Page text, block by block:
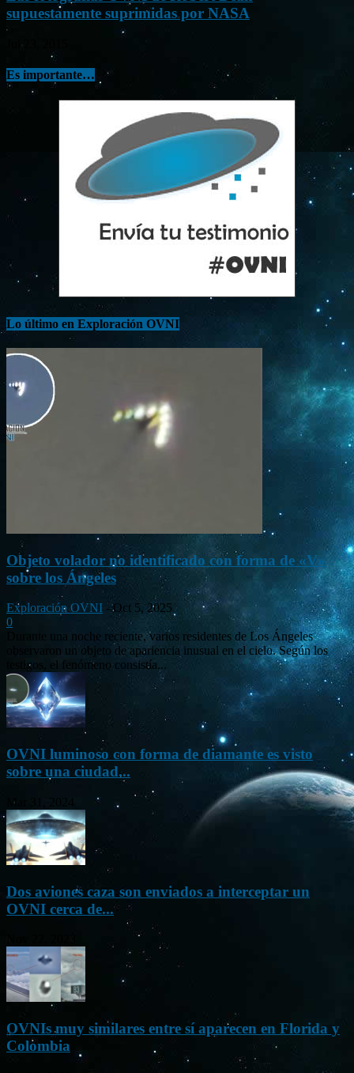
supuestamente suprimidas por NASA
Es importante…
Lo último en Exploración OVNI
Objeto volador no identificado con forma de «V»
sobre los Ángeles
Exploración OVNI - Oct 5, 2025
0
Durante una noche reciente, varios residentes de Los Ángeles
observaron un objeto de apariencia inusual en el cielo. Según los
testigos, el fenómeno consistía...
OVNI luminoso con forma de diamante es visto
sobre una ciudad...
Mar 31, 2024
Dos aviones caza son enviados a interceptar un
OVNI cerca de...
OVNIs muy similares entre sí aparecen en Florida y
Colombia